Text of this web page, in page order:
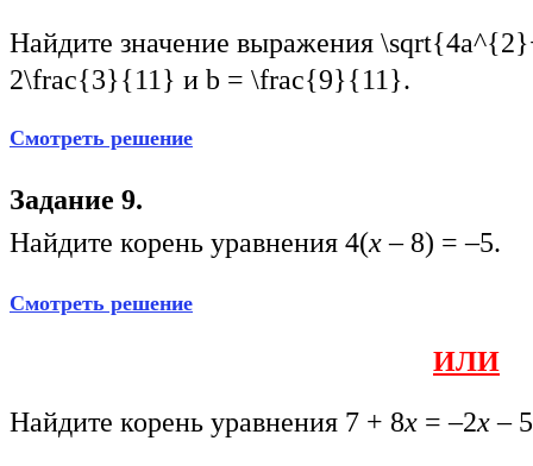
Найдите значение выражения
2\frac{3}{11} и b = \frac{9}{11}.
Смотреть решение
Задание 9.
Найдите корень уравнения 4(х– 8) = –5.
Смотреть решение
ИЛИ
Найдите корень уравнения 7 + 8x = –2x–